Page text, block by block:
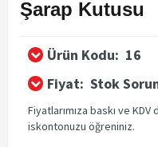
Şarap Kutusu
Ürün Kodu: 16
Fiyat: Stok
Fiyatlarımıza baskı ve
iskontonuzu öğreniniz.